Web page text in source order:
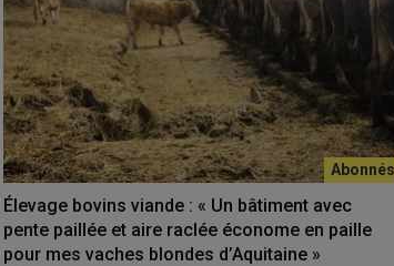
Élevage bovins viande : « Un bâtiment avec
pente paillée et aire raclée économe en paille
pour mes vaches blondes d’Aquitaine »